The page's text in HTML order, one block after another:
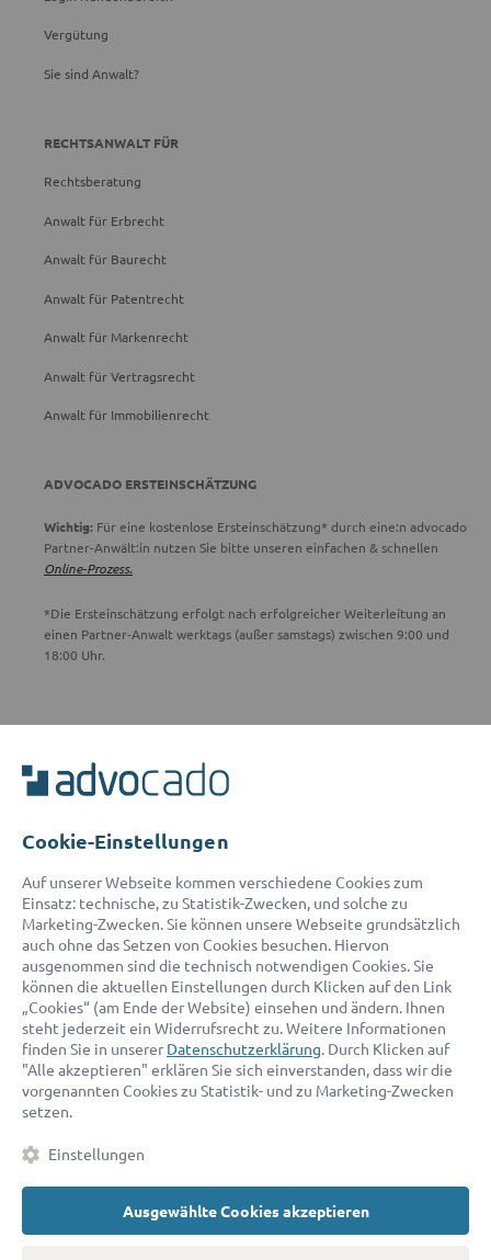
Vergütung
Sie sind Anwalt?
RECHTSANWALT FÜR
Rechtsberatung
Anwalt für Erbrecht
Anwalt für Baurecht
Anwalt für Patentrecht
Anwalt für Markenrecht
Anwalt für Vertragsrecht
Anwalt für Immobilienrecht
ADVOCADO ERSTEINSCHÄTZUNG
Wichtig: Für eine kostenlose Ersteinschätzung* durch eine:n advocado
Partner-Anwält:in nutzen Sie bitte unseren einfachen & schnellen
Online-Prozess.
*Die Ersteinschätzung erfolgt nach erfolgreicher Weiterleitung an
einen Partner-Anwalt werktags (außer samstags) zwischen 9:00 und
18:00 Uhr.
Unser Serviceteam ist von 8:00 bis 17:00 Uhr für Sie erreichbar.
E-Mail:
service@advocado.com
© 2026 advocado - einfach online den passenden Rechtsanwalt finden
Auszeichnungen:
KontaktDatenschutzImpressumFaktenAGB
Cookie-Einstellungen
Auf unserer Webseite kommen verschiedene Cookies zum
Einsatz: technische, zu Statistik-Zwecken, und solche zu
Marketing-Zwecken. Sie können unsere Webseite grundsätzlich
auch ohne das Setzen von Cookies besuchen. Hiervon
ausgenommen sind die technisch notwendigen Cookies. Sie
können die aktuellen Einstellungen durch Klicken auf den Link
„Cookies“ (am Ende der Website) einsehen und ändern. Ihnen
steht jederzeit ein Widerrufsrecht zu. Weitere Informationen
finden Sie in unserer Datenschutzerklärung. Durch Klicken auf
"Alle akzeptieren" erklären Sie sich einverstanden, dass wir die
vorgenannten Cookies zu Statistik- und zu Marketing-Zwecken
setzen.
Einstellungen
Ausgewählte Cookies akzeptieren